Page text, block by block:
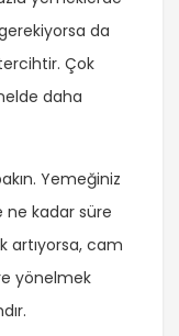
da
Çok
daha
Yemeğiniz
ne kadar süre
artıyorsa, cam
yönelmek